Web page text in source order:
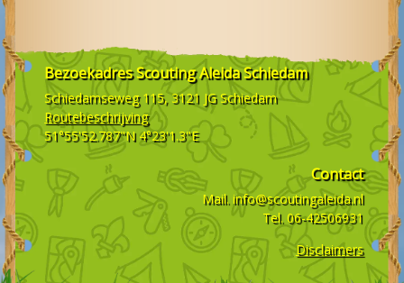
BezoekadresScouting Aleida Schiedam
Schiedamseweg 115, 3121 JG Schiedam
Routebeschrijving
51°55'52.787"N 4°23'1.3"E
Contact
Mail. info@scoutingaleida.nl
Tel. 06-42506931
Disclaimers